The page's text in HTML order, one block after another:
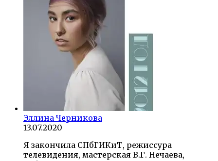
Эллина Черникова
13.07.2020
Я закончила СПбГИКиТ, режиссура
телевидения, мастерская В.Г. Нечаева,